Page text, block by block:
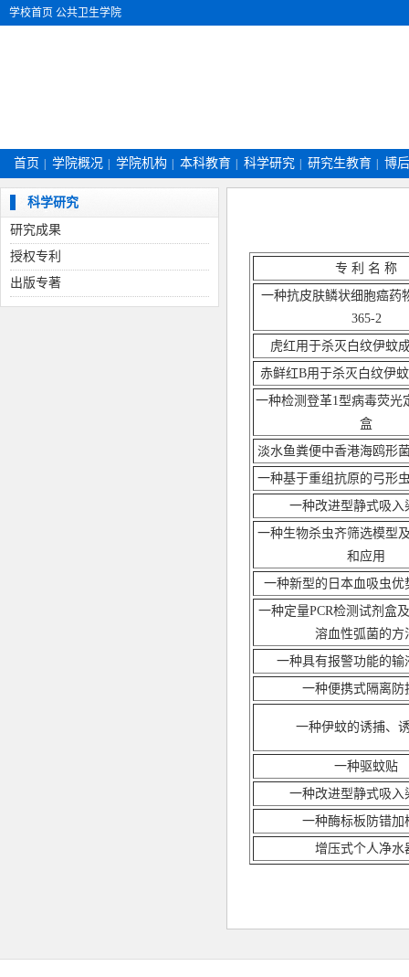
学校首页 公共卫生学院
首页 学院概况 学院机构 本科教育 科学研究 研究生教育 博
专 利 名 称
一种抗皮肤鳞状细胞癌药
365-2
虎红用于杀灭白纹伊蚊
赤鲜红B用于杀灭白纹伊
一种检测登革1型病毒荧光
盒
淡水鱼粪便中香港海鸥形
一种基于重组抗原的弓形
一种改进型静式吸入
一种生物杀虫齐筛选模型
和应用
一种新型的日本血吸虫优
一种定量PCR检测试剂盒
溶血性弧菌的方
一种具有报警功能的输
一种便携式隔离防
一种伊蚊的诱捕、
一种驱蚊贴
一种改进型静式吸入
一种酶标板防错加
增压式个人净水
科学研究
研究成果
授权专利
出版专著